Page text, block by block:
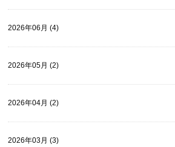
2026年06月 (4)
2026年05月 (2)
2026年04月 (2)
2026年03月 (3)